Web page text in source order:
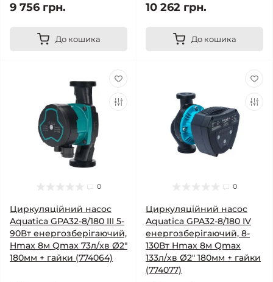
9 756 грн.
До кошика
10 262 грн.
До кошика
0
Циркуляційний насос
Aquatica GPA32-8/180 III 5-
90Вт енергозберігаючий,
Hmax 8м Qmax 73л/хв Ø2"
180мм + гайки (774064)
0
Циркуляційний насос
Aquatica GPA32-8/180 IV
енергозберігаючий, 8-
130Вт Hmax 8м Qmax
133л/хв Ø2" 180мм + гайки
(774077)